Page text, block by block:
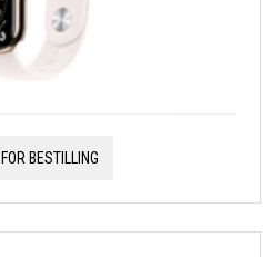
FOR BESTILLING